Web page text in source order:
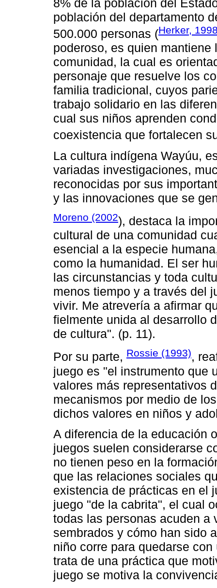
8% de la población del
población del departamento
500.000 personas (Herker,
poderoso, es quien
comunidad, la cual es
personaje que resuelve los
familia tradicional, cuyos
trabajo solidario en las
cual sus niños aprenden
coexistencia que fortalecen
La cultura indígena Wayúu,
variadas investigaciones,
reconocidas por sus
y las innovaciones que se
Moreno (2002), destaca la
cultural de una comunidad
esencial a la especie
como la humanidad. El ser
las circunstancias y toda
menos tiempo y a través del
vivir. Me atrevería a afirmar
fielmente unida al desarrollo
de cultura". (p. 11).
Por su parte, Rossie (1993),
juego es "el instrumento que
valores más representativos
mecanismos por medio de
dichos valores en niños y
A diferencia de la educación
juegos suelen considerarse
no tienen peso en la
que las relaciones sociales
existencia de prácticas en el
juego "de la cabrita", el cual
todas las personas acuden a
sembrados y cómo han sido
niño corre para quedarse
trata de una práctica que
juego se motiva la